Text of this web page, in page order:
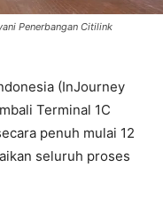
Penerbangan Citilink
(InJourney
Terminal 1C
penuh mulai 12
seluruh proses